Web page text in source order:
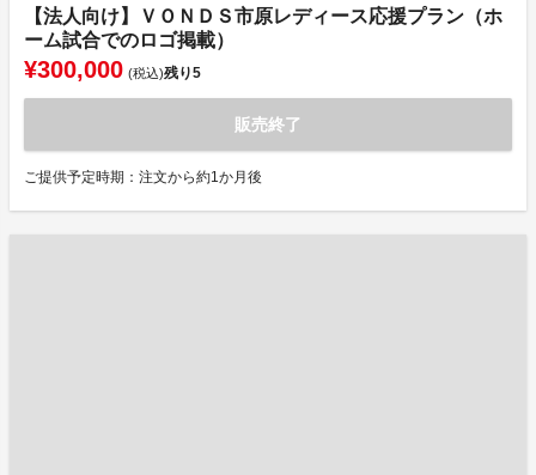
【法人向け】ＶＯＮＤＳ市原レディース応援プラン（ホ
ーム試合でのロゴ掲載）
¥300,000 (税込)残り5
販売終了
ご提供予定時期：注文から約1か月後